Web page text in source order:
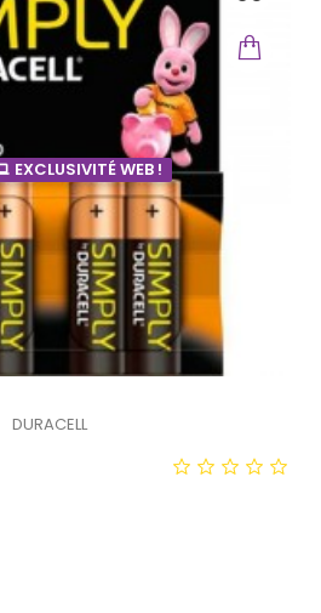
EXCLUSIVITÉ WEB !
DURACELL